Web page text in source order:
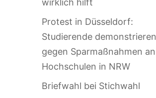
wirklich hilft
Protest in Düsseldorf:
Studierende demonstrieren
gegen Sparmaßnahmen an
Hochschulen in NRW
Briefwahl bei Stichwahl